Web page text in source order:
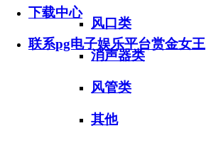
下载中心
联系pg电子娱乐平台赏金女王
风口类
消声器类
风管类
其他